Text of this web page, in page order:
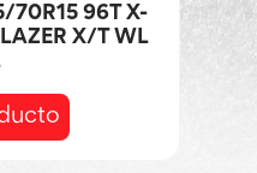
70R15 96T X-
X/T WL